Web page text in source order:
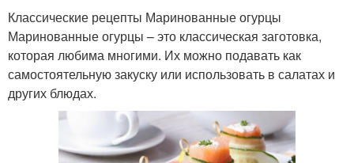
Классические рецепты Маринованные огурцы
Маринованные огурцы – это классическая заготовка,
которая любима многими. Их можно подавать как
самостоятельную закуску или использовать в салатах и
других блюдах.